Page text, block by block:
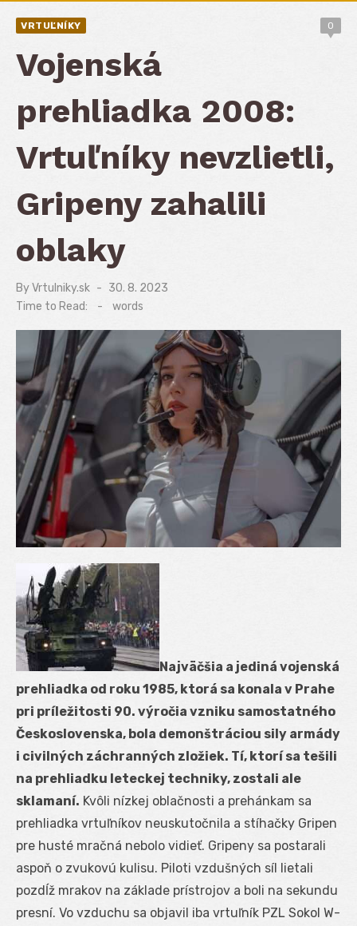
VRTUĽNÍKY 0
Vojenská
prehliadka 2008:
Vrtuľníky nevzlietli,
Gripeny zahalili
oblaky
ByVrtulniky.sk
Posted
on
30. 8. 2023
Time to Read:
- words
Najväčšia a jediná vojenská
prehliadka od roku 1985, ktorá sa konala v Prahe
pri príležitosti 90. výročia vzniku samostatného
Československa, bola demonštráciou sily armády
i civilných záchranných zložiek. Tí, ktorí sa tešili
na prehliadku leteckej techniky, zostali ale
sklamaní. Kvôli nízkej oblačnosti a prehánkam sa
prehliadka vrtuľníkov neuskutočnila a stíhačky Gripen
pre husté mračná nebolo vidieť. Gripeny sa postarali
aspoň o zvukovú kulisu. Piloti vzdušných síl lietali
pozdĺž mrakov na základe prístrojov a boli na sekundu
presní. Vo vzduchu sa objavil iba vrtuľník PZL Sokol W-